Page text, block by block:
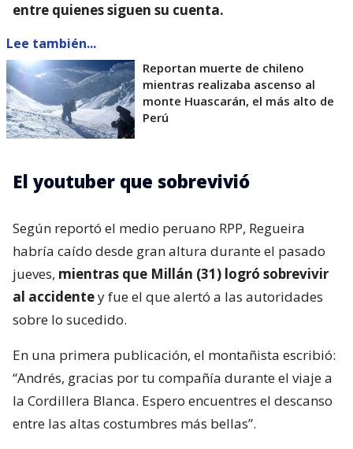
entre quienes siguen su cuenta.
Lee también...
Reportan muerte de chileno
mientras realizaba ascenso al
monte Huascarán, el más alto de
Perú
El youtuber que sobrevivió
Según reportó el medio peruano RPP, Regueira
habría caído desde gran altura durante el pasado
jueves, mientras que Millán (31) logró sobrevivir
al accidentey fue el que alertó a las autoridades
sobre lo sucedido.
En una primera publicación, el montañista escribió:
“Andrés, gracias por tu compañía durante el viaje a
la Cordillera Blanca. Espero encuentres el descanso
entre las altas costumbres más bellas”.